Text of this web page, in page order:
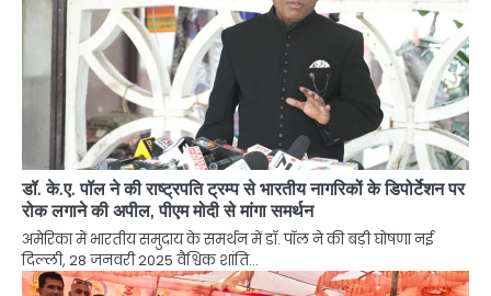
डॉ. के.ए. पॉल ने की राष्ट्रपति ट्रम्प से भारतीय नागरिकों के डिपोर्टेशन पर
रोक लगाने की अपील, पीएम मोदी से मांगा समर्थन
अमेरिका में भारतीय समुदाय के समर्थन में डॉ. पॉल ने की बड़ी घोषणा नई
दिल्ली, 28 जनवरी 2025 वैश्विक शांति…